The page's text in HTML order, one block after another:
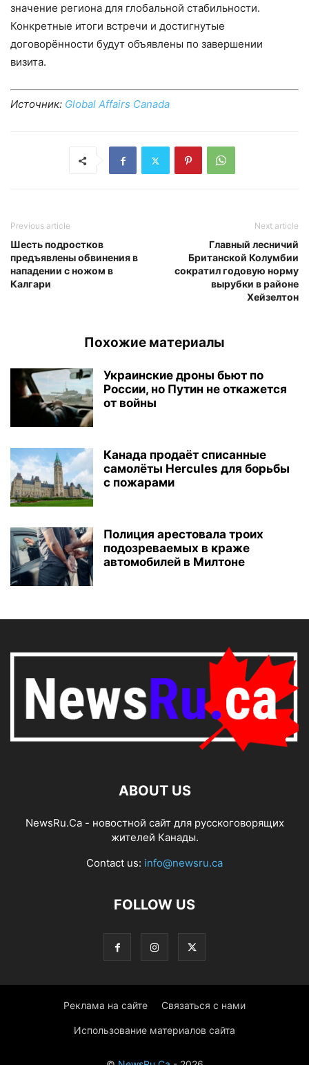
значение региона для глобальной стабильности.
Конкретные итоги встречи и достигнутые
договорённости будут объявлены по завершении
визита.
Источник: Global Affairs Canada
Previous article
Шесть подростков
предъявлены обвинения в
нападении с ножом в
Калгари
Next article
Главный лесничий
Британской Колумбии
сократил годовую норму
вырубки в районе
Хейзелтон
Похожие материалы
Украинские дроны бьют по
России, но Путин не откажется
от войны
Канада продаёт списанные
самолёты Hercules для борьбы
с пожарами
Полиция арестовала троих
подозреваемых в краже
автомобилей в Милтоне
ABOUT US
NewsRu.Ca - новостной сайт для русскоговорящих
жителей Канады.
Contact us: info@newsru.ca
FOLLOW US
Реклама на сайте Связаться с нами
Использование материалов сайта